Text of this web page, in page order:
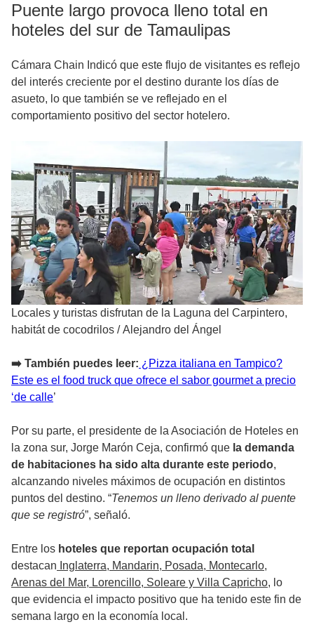
Puente largo provoca lleno total en
hoteles del sur de Tamaulipas
Cámara Chain Indicó que este flujo de visitantes es reflejo
del interés creciente por el destino durante los días de
asueto, lo que también se ve reflejado en el
comportamiento positivo del sector hotelero.
Locales y turistas disfrutan de la Laguna del Carpintero,
habitát de cocodrilos /Alejandro del Ángel
➡️ También puedes leer: ¿Pizza italiana en Tampico?
Este es el food truck que ofrece el sabor gourmet a precio
‘de calle’
Por su parte, el presidente de la Asociación de Hoteles en
la zona sur, Jorge Marón Ceja, confirmó que la demanda
de habitaciones ha sido alta durante este periodo,
alcanzando niveles máximos de ocupación en distintos
puntos del destino. “Tenemos un lleno derivado al puente
que se registró”, señaló.
Entre los hoteles que reportan ocupación total
destacan Inglaterra, Mandarin, Posada, Montecarlo,
Arenas del Mar, Lorencillo, Soleare y Villa Capricho, lo
que evidencia el impacto positivo que ha tenido este fin de
semana largo en la economía local.